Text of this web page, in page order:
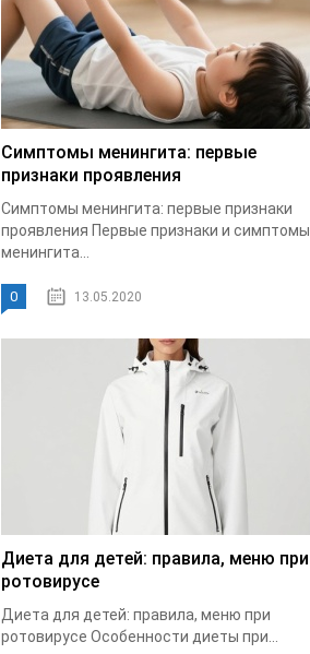
Симптомы менингита: первые
признаки проявления
Симптомы менингита: первые признаки
проявления Первые признаки и симптомы
менингита...
0 13.05.2020
Диета для детей: правила, меню при
ротовирусе
Диета для детей: правила, меню при
ротовирусе Особенности диеты при...